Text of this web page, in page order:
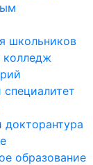
школьников
колледж
специалитет
докторантура
образование